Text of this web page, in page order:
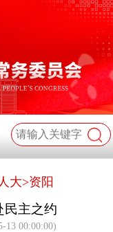
大>资阳
主之约
13 00:00:00)